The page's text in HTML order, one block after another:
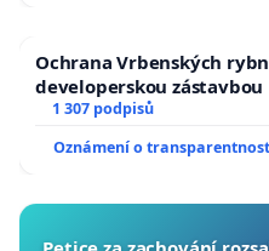
Ochrana Vrbenských
developerskou zástavbou
1 307 podpisů
Oznámení o